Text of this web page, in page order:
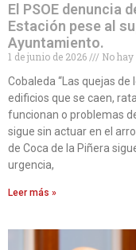
El PSOE denuncia
Estación pese al
Ayuntamiento.
1 de junio de 2026
No
Cobaleda “Las quejas
edificios que se caen,
funcionan o problemas
sigue sin actuar en el
de Coca de la Piñera
urgencia,
Leer más »